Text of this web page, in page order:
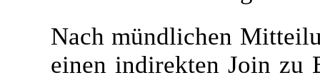
Nach mündlichen
einen indirekten Join zu